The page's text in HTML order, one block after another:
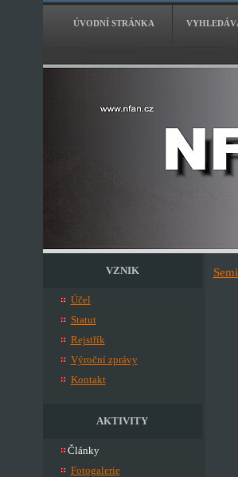
ÚVODNÍ STRÁNKA
VZNIK
Účel
Statut
Rejstřík
Výroční zprávy
Kontakt
AKTIVITY
Články
Fotogalerie